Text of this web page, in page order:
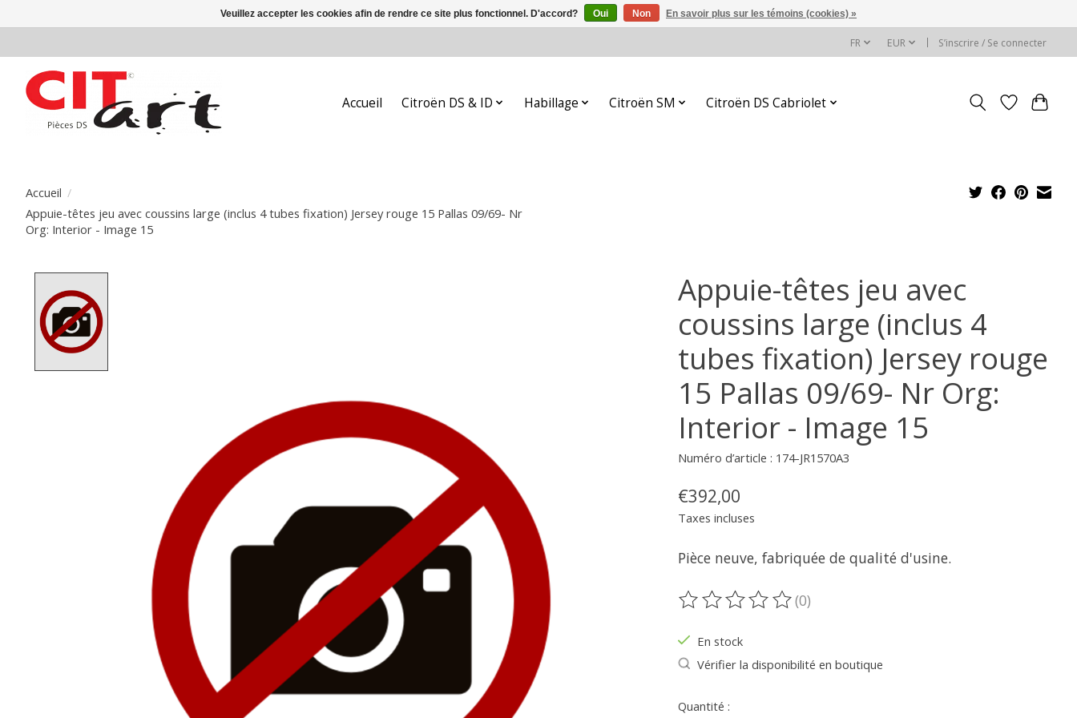
FR EUR S’inscrire / Se connecter
Accueil Citroën DS & ID Habillage Citroën SM Citroën DS Cabriolet
Accueil /
Appuie-têtes jeu avec coussins large (inclus 4 tubes fixation) Jersey rouge 15 Pallas 09/69- Nr
Org: Interior - Image 15
Appuie-têtes jeu avec
coussins large (inclus 4
tubes fixation) Jersey rouge
15 Pallas 09/69- Nr Org:
Interior - Image 15
Numéro d’article : 174-JR1570A3
€392,00
Taxes incluses
Pièce neuve, fabriquée de qualité d'usine.
Ce produit est évalué à
(0)
En stock
Vérifier la disponibilité en boutique
Quantité :
Veuillez accepter les cookies afin de rendre ce site plus fonctionnel. D'accord? Oui Non En savoir plus sur les témoins (cookies) »